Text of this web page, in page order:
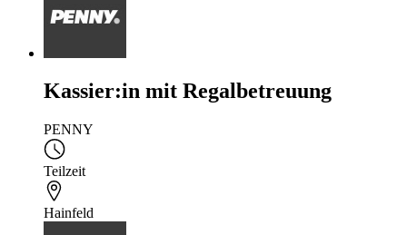
Kassier:in mit Regalbetreuung
PENNY
Teilzeit
Hainfeld